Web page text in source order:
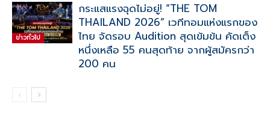
ข่าวทั่วไป
กระแสแรงฉุดไม่อยู่! “THE TOM
THAILAND 2026” เวทีทอมแห่งแรกของ
ไทย จัดรอบ Audition สุดเข้มข้น คัดเต็ง
หนึ่งเหลือ 55 คนสุดท้าย จากผู้สมัครกว่า
200 คน